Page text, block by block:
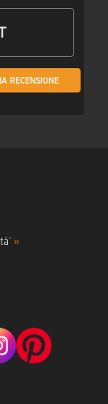
RECENSIONE
»